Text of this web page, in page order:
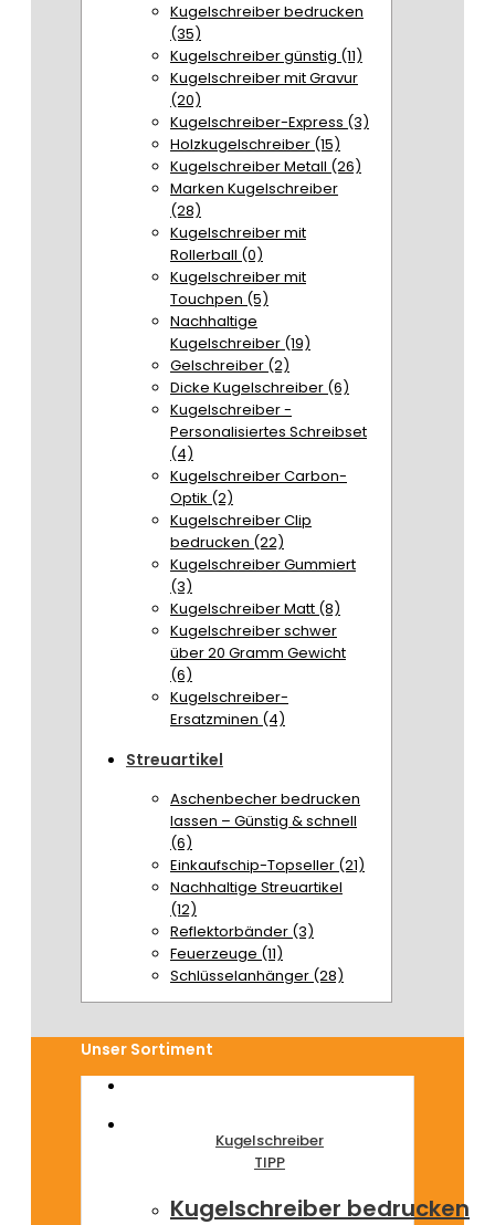
Kugelschreiber bedrucken
(35)
Kugelschreiber günstig (11)
Kugelschreiber mit Gravur
(20)
Kugelschreiber-Express (3)
Holzkugelschreiber (15)
Kugelschreiber Metall (26)
Marken Kugelschreiber
(28)
Kugelschreiber mit
Rollerball (0)
Kugelschreiber mit
Touchpen (5)
Nachhaltige
Kugelschreiber (19)
Gelschreiber (2)
Dicke Kugelschreiber (6)
Kugelschreiber -
Personalisiertes Schreibset
(4)
Kugelschreiber Carbon-
Optik (2)
Kugelschreiber Clip
bedrucken (22)
Kugelschreiber Gummiert
(3)
Kugelschreiber Matt (8)
Kugelschreiber schwer
über 20 Gramm Gewicht
(6)
Kugelschreiber-
Ersatzminen (4)
Streuartikel
Aschenbecher bedrucken
lassen – Günstig & schnell
(6)
Einkaufschip-Topseller (21)
Nachhaltige Streuartikel
(12)
Reflektorbänder (3)
Feuerzeuge (11)
Schlüsselanhänger (28)
Unser Sortiment
Kugelschreiber
TIPP
Kugelschreiber bedrucken